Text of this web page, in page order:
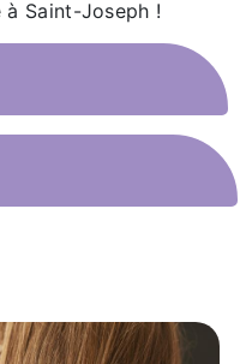
Saint-Joseph !